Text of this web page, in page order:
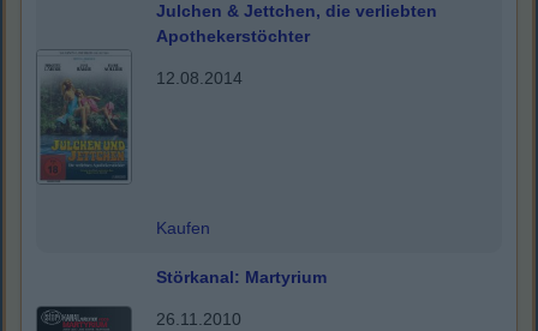
Julchen & Jettchen, die verliebten
Apothekerstöchter
12.08.2014
Kaufen
Störkanal: Martyrium
26.11.2010